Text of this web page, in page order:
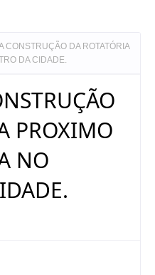
CONSTRUÇÃO DA ROTATÓRIA
DA CIDADE.
PROXIMO
NO